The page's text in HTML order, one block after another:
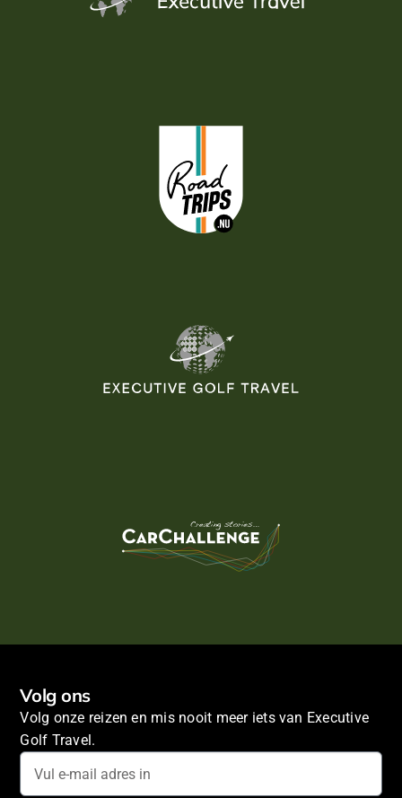
Volg ons
Volg onze reizen en mis nooit meer iets van Executive
Golf Travel.